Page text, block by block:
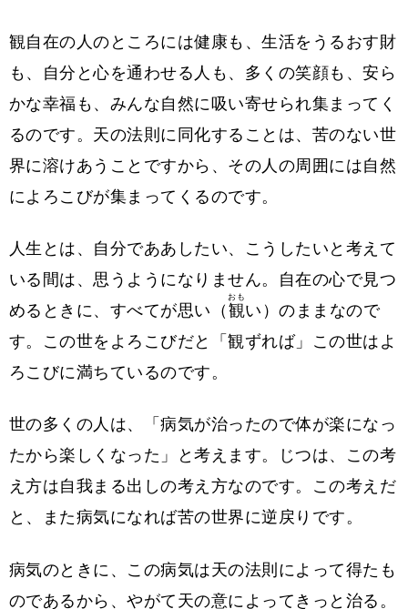
観自在の人のところには健康も、生活をうるおす財
も、自分と心を通わせる人も、多くの笑顔も、安ら
かな幸福も、みんな自然に吸い寄せられ集まってく
るのです。天の法則に同化することは、苦のない世
界に溶けあうことですから、その人の周囲には自然
によろこびが集まってくるのです。
人生とは、自分でああしたい、こうしたいと考えて
いる間は、思うようになりません。自在の心で見つ
めるときに、すべてが思い（ 観
おも
い）のままなので
す。この世をよろこびだと「観ずれば」この世はよ
ろこびに満ちているのです。
世の多くの人は、「病気が治ったので体が楽になっ
たから楽しくなった」と考えます。じつは、この考
え方は自我まる出しの考え方なのです。この考えだ
と、また病気になれば苦の世界に逆戻りです。
病気のときに、この病気は天の法則によって得たも
のであるから、やがて天の意によってきっと治る。